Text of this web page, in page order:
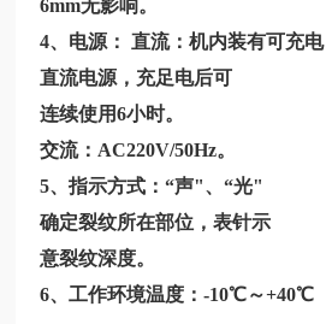
6mm无影响。
4、电源： 直流：机内装有可充电
直流电源，充足电后可
连续使用6小时。
交流：AC220V/50Hz。
5、指示方式：“声"、“光"
确定裂纹所在部位，表针示
意裂纹深度。
6、工作环境温度：-10℃～+40℃